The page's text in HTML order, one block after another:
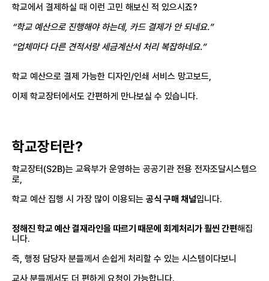
학교에서 결제하실 때 이런 고민 해보신 적 있으시죠?
“학교 예산으로 진행해야 하는데, 카드 결제가 안 되네요.”
“업체마다 다른 견적서랑 세금계산서 처리 복잡하네요.”
학교 예산으로 결제 가능한 디자인/인쇄 서비스 망고보드,
이제 학교장터에서도 간편하게 만나보실 수 있습니다.
학교장터란?
학교장터(S2B)는 교육부가 운영하는 공공기관 전용 전자조달시스템으
로,
학교 예산 집행 시 가장 많이 이용되는 공식 구매 채널입니다.
정해진 학교 예산 결재라인을 따르기 때문에 회계처리가 훨씬 간편해집
니다.
즉, 행정 담당자 분들께서 손쉽게 처리할 수 있는 시스템이다보니
교사 분들께서도 더 편하게 요청이 가능합니다.